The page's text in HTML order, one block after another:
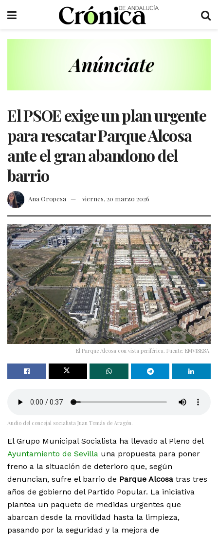
El PSOE exige un plan urgente
para rescatar Parque Alcosa
ante el gran abandono del
barrio
Ana Oropesa viernes, 20 marzo 2026
El Parque Alcosa con vista periférica. Fuente: EMVISESA.
Audio del concejal socialista Juan Tomás de Aragón.
El Grupo Municipal Socialista ha llevado al Pleno del
Ayuntamiento de Sevilla una propuesta para poner
freno a la situación de deterioro que, según
denuncian, sufre el barrio de Parque Alcosa tras tres
años de gobierno del Partido Popular. La iniciativa
plantea un paquete de medidas urgentes que
abarcan desde la movilidad hasta la limpieza,
pasando por la seguridad y la mejora de